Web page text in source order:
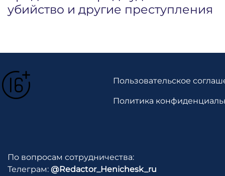
убийство и другие преступления
Пользовательское
Политика
По вопросам сотрудничества:
Телеграм: @Redactor_Henichesk_ru